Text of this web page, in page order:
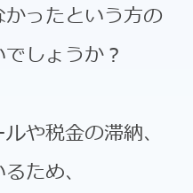
ったという方の
しょうか？
や税金の滞納、
ため、